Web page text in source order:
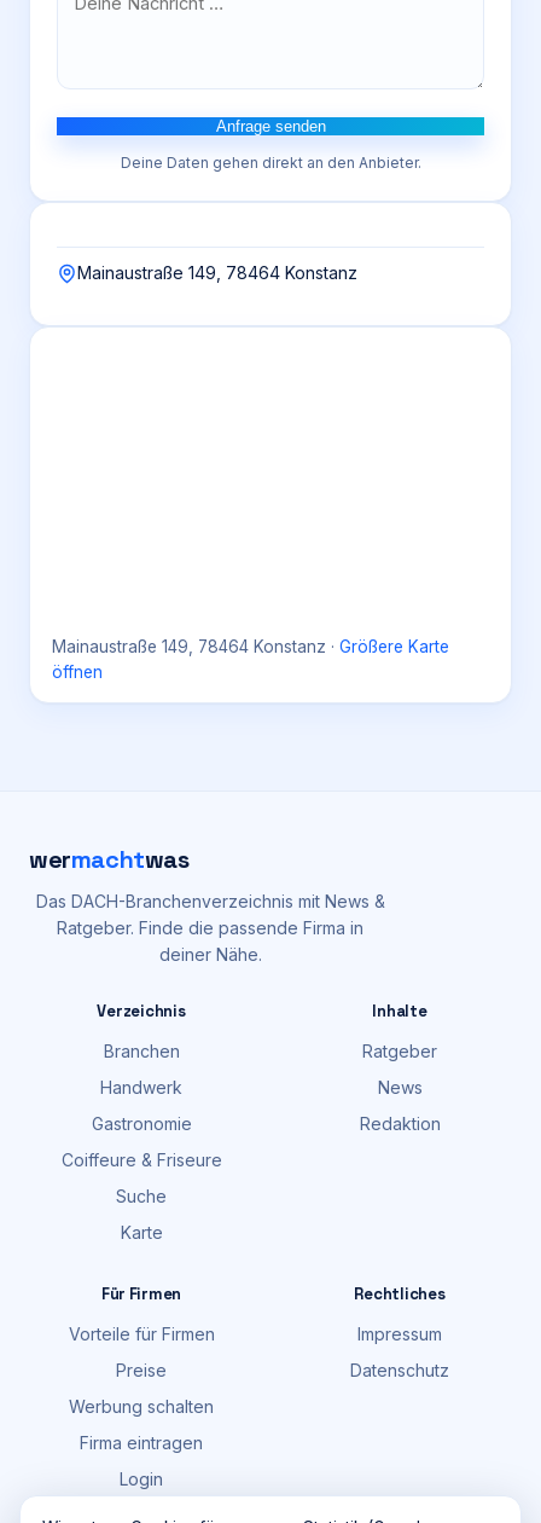
Anfrage senden
Deine Daten gehen direkt an den Anbieter.
Mainaustraße 149, 78464 Konstanz
Mainaustraße 149, 78464 Konstanz · Größere Karte
öffnen
wermachtwas
Das DACH-Branchenverzeichnis mit News &
Ratgeber. Finde die passende Firma in
deiner Nähe.
Verzeichnis
Branchen
Handwerk
Gastronomie
Coiffeure & Friseure
Suche
Karte
Inhalte
Ratgeber
News
Redaktion
Für Firmen
Vorteile für Firmen
Preise
Werbung schalten
Firma eintragen
Login
Rechtliches
Impressum
Datenschutz